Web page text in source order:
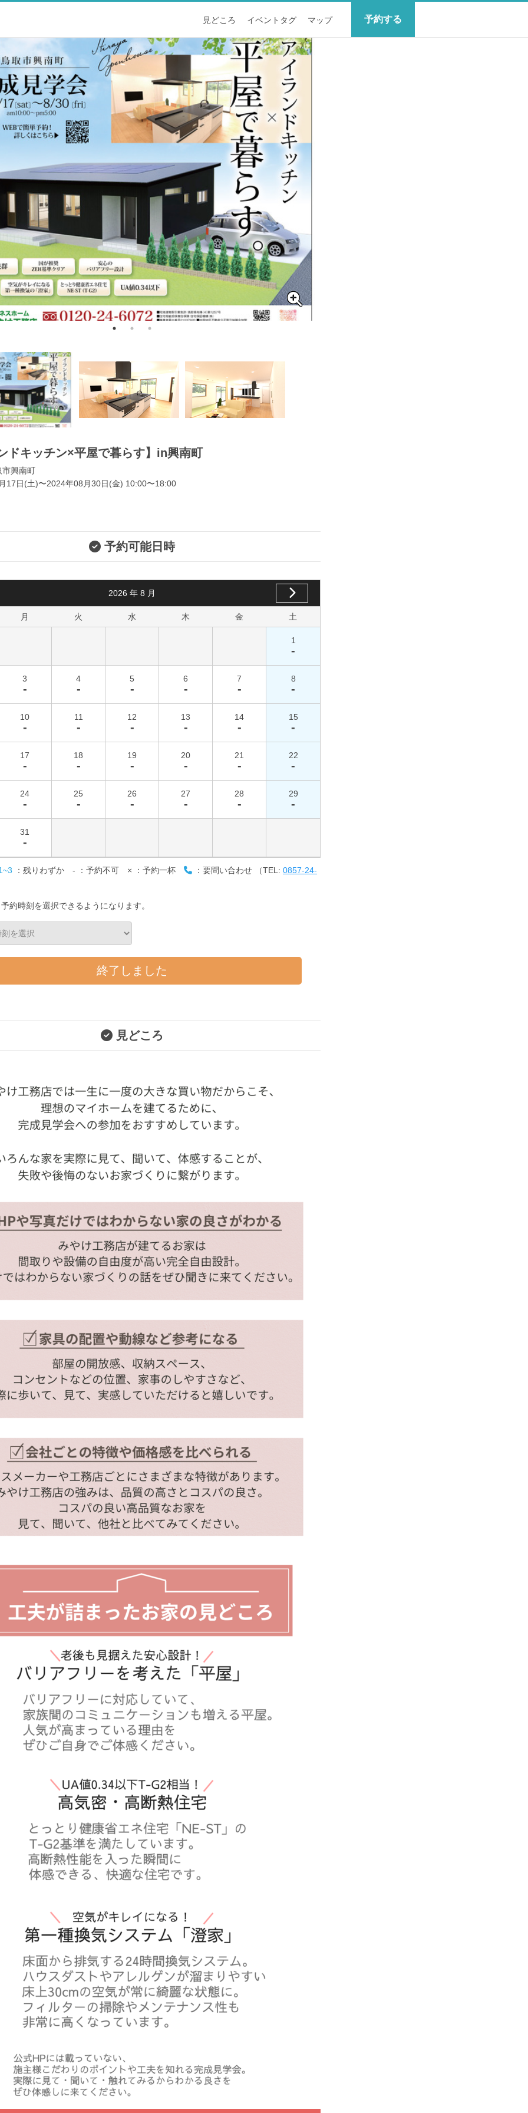
見どころ イベントタグ マップ 予約する
ドキッチン×平屋で暮らす】in興南町
市興南町
17日(土)〜2024年08月30日(金) 10:00〜18:00
予約可能日時
2026 年 8 月
月 火 水 木 金 土
1
-
3
-
4
-
5
-
6
-
7
-
8
-
10
-
11
-
12
-
13
-
14
-
15
-
17
-
18
-
19
-
20
-
21
-
22
-
24
-
25
-
26
-
27
-
28
-
29
-
31
-
：残りわずか - ：予約不可 × ：予約一杯 ：要問い合わせ （TEL: 0857-24-
約時刻を選択できるようになります。
終了しました
見どころ